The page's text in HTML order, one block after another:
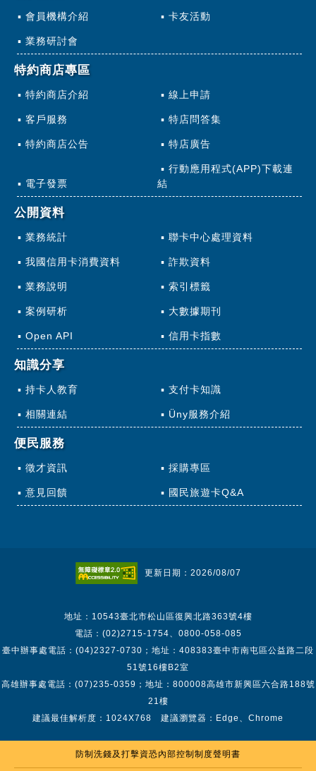
會員機構介紹 卡友活動
業務研討會
特約商店專區
特約商店介紹 線上申請
客戶服務 特店問答集
特約商店公告 特店廣告
電子發票
行動應用程式(APP)下載連
結
公開資料
業務統計 聯卡中心處理資料
我國信用卡消費資料 詐欺資料
業務說明 索引標籤
案例研析 大數據期刊
Open API 信用卡指數
知識分享
持卡人教育 支付卡知識
相關連結 Üny服務介紹
便民服務
徵才資訊 採購專區
意見回饋 國民旅遊卡Q&A
更新日期：2026/08/07
地址：10543臺北市松山區復興北路363號4樓
電話：(02)2715-1754、0800-058-085
臺中辦事處電話：(04)2327-0730；地址：408383臺中市南屯區公益路二段
51號16樓B2室
高雄辦事處電話：(07)235-0359；地址：800008高雄市新興區六合路188號
21樓
建議最佳解析度：1024X768 建議瀏覽器：Edge、Chrome
防制洗錢及打擊資恐內部控制制度聲明書